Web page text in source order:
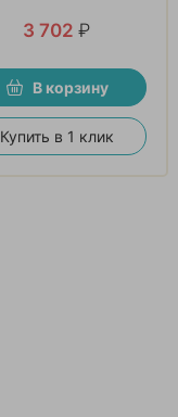
3 702 ₽
В корзину
Купить в 1 клик